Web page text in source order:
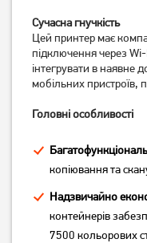
БФП Epson L14150 A3,
with WI Fi, ethernet,
ADF, FAX (C11CH96404)
41 279грн
Сучасна гнучкість
Цей принтер має
підключення через
інтегрувати в наявне
мобільних пристроїв,
Головні особливості
копіювання та
Надзвичайно
контейнерів
7500 кольорових